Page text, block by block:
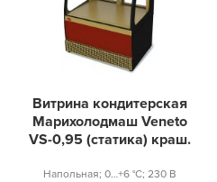
Витрина кондитерская
Марихолодмаш Veneto
VS-0,95 (статика) краш.
Напольная; 0…+6 °С; 230 В